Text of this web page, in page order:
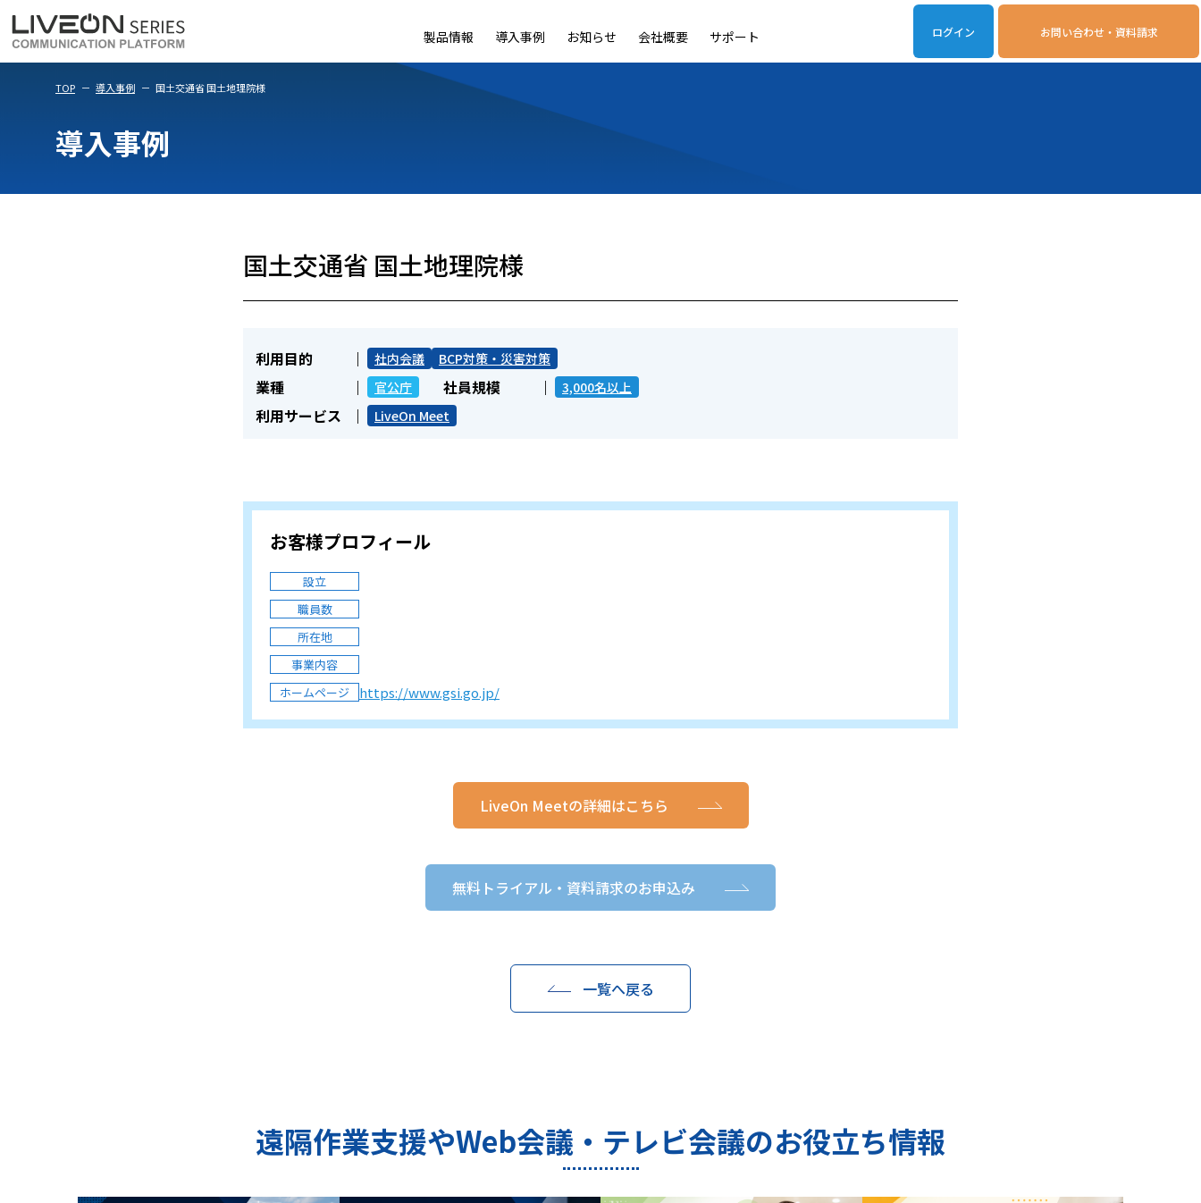
ログイン お問い合わせ・資料請求
製品情報
LiveOn Meet LiveOn Nano
導入事例 お知らせ 会社概要 サポート
TOP 導入事例 国土交通省 国土地理院様
導入事例
国土交通省 国土地理院様
利用目的 社内会議 BCP対策・災害対策
業種 官公庁 社員規模 3,000名以上
利用サービス LiveOn Meet
お客様プロフィール
設立
職員数
所在地
事業内容
ホームページ
https://www.gsi.go.jp/
LiveOn Meetの詳細はこちら
無料トライアル・資料請求のお申込み
一覧へ戻る
遠隔作業支援やWeb会議・テレビ会議のお役立ち情報